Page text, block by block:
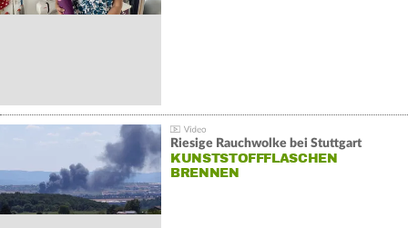
Riesige Rauchwolke bei Stuttgart
KUNSTSTOFFFLASCHEN
BRENNEN